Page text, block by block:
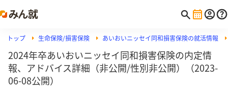
トップ 生命保険/損害保険 あいおいニッセイ同和損害保険の就活情報
2024年卒あいおいニッセイ同和損害保険の内定情
報、アドバイス詳細（非公開/性別非公開）（2023-
06-08公開）